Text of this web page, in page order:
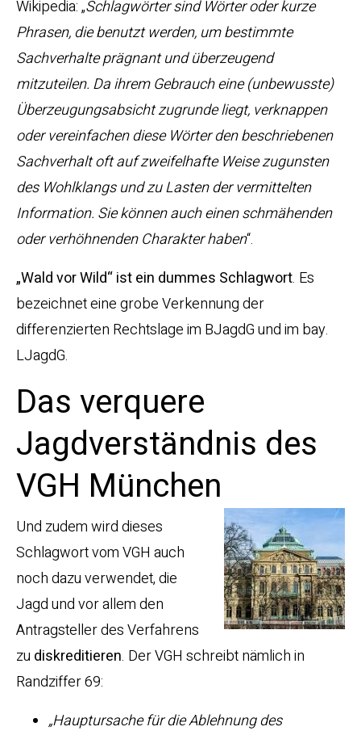
Wikipedia: „Schlagwörter sind Wörter oder kurze
Phrasen, die benutzt werden, um bestimmte
Sachverhalte prägnant und überzeugend
mitzuteilen. Da ihrem Gebrauch eine (unbewusste)
Überzeugungsabsicht zugrunde liegt, verknappen
oder vereinfachen diese Wörter den beschriebenen
Sachverhalt oft auf zweifelhafte Weise zugunsten
des Wohlklangs und zu Lasten der vermittelten
Information. Sie können auch einen schmähenden
oder verhöhnenden Charakter haben“.
„Wald vor Wild“ ist ein dummes Schlagwort. Es
bezeichnet eine grobe Verkennung der
differenzierten Rechtslage im BJagdG und im bay.
LJagdG.
Das verquere
Jagdverständnis des
VGH München
Und zudem wird dieses
Schlagwort vom VGH auch
noch dazu verwendet, die
Jagd und vor allem den
Antragsteller des Verfahrens
zu diskreditieren. Der VGH schreibt nämlich in
Randziffer 69:
„Hauptursache für die Ablehnung des